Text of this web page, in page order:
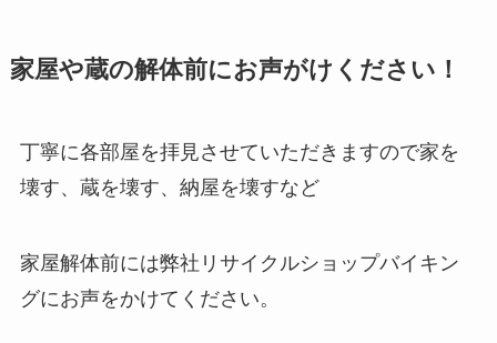
家屋や蔵の解体前にお声がけください！
丁寧に各部屋を拝見させていただきますので家を
壊す、蔵を壊す、納屋を壊すなど
家屋解体前には弊社リサイクルショップバイキン
グにお声をかけてください。